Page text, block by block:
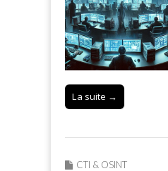
La suite →
CTI & OSINT